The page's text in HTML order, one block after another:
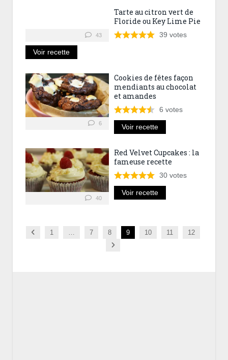
43
Tarte au citron vert de
Floride ou Key Lime Pie
39 votes
Voir recette
6
Cookies de fêtes façon
mendiants au chocolat
et amandes
6 votes
Voir recette
40
Red Velvet Cupcakes : la
fameuse recette
30 votes
Voir recette
Previous
1 … 7 8 9 10 11
12
Next